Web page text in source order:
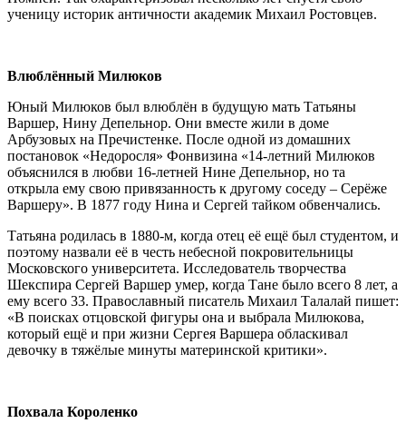
ученицу историк античности академик Михаил Ростовцев.
Влюблённый Милюков
Юный Милюков был влюблён в будущую мать Татьяны
Варшер, Нину Депельнор. Они вместе жили в доме
Арбузовых на Пречистенке. После одной из домашних
постановок «Недоросля» Фонвизина «14-летний Милюков
объяснился в любви 16-летней Нине Депельнор, но та
открыла ему свою привязанность к другому соседу – Серёже
Варшеру». В 1877 году Нина и Сергей тайком обвенчались.
Татьяна родилась в 1880-м, когда отец её ещё был студентом, и
поэтому назвали её в честь небесной покровительницы
Московского университета. Исследователь творчества
Шекспира Сергей Варшер умер, когда Тане было всего 8 лет, а
ему всего 33. Православный писатель Михаил Талалай пишет:
«В поисках отцовской фигуры она и выбрала Милюкова,
который ещё и при жизни Сергея Варшера обласкивал
девочку в тяжёлые минуты материнской критики».
Похвала Короленко